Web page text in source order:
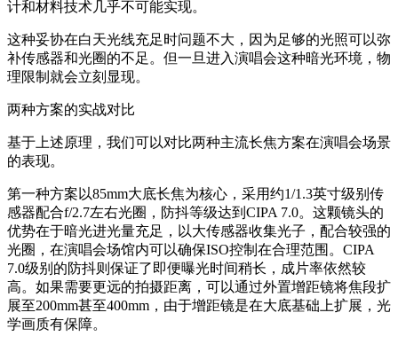
计和材料技术几乎不可能实现。
这种妥协在白天光线充足时问题不大，因为足够的光照可以弥
补传感器和光圈的不足。但一旦进入演唱会这种暗光环境，物
理限制就会立刻显现。
两种方案的实战对比
基于上述原理，我们可以对比两种主流长焦方案在演唱会场景
的表现。
第一种方案以85mm大底长焦为核心，采用约1/1.3英寸级别传
感器配合f/2.7左右光圈，防抖等级达到CIPA 7.0。这颗镜头的
优势在于暗光进光量充足，以大传感器收集光子，配合较强的
光圈，在演唱会场馆内可以确保ISO控制在合理范围。CIPA
7.0级别的防抖则保证了即便曝光时间稍长，成片率依然较
高。如果需要更远的拍摄距离，可以通过外置增距镜将焦段扩
展至200mm甚至400mm，由于增距镜是在大底基础上扩展，光
学画质有保障。